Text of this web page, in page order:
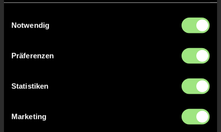
Notwendig
Präferenzen
Statistiken
Marketing
Paul
F.